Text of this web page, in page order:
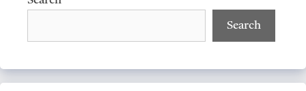
Search